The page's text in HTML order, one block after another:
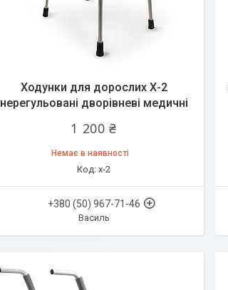
Ходунки для дорослих Х-2
нерегульовані дворівневі медичні
1 200 ₴
Немає в наявності
х-2
+380 (50) 967-71-46
Василь